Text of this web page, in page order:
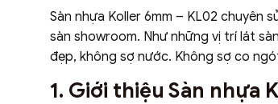
Sàn nhựa Koller 6mm – KL02 chuyên
sàn showroom. Như những vị trí lát
đẹp, không sợ nước. Không sợ co
1. Giới thiệu Sàn nhựa